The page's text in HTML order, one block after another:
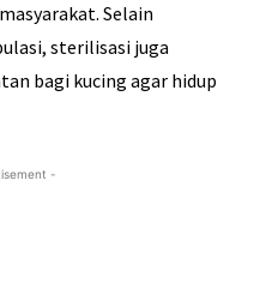
Selain
sterilisasi juga
bagi kucing agar hidup
-